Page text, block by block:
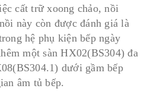
cất trữ xoong chảo, nồi
này còn được đánh giá là
hệ phụ kiện bếp ngày
một sàn HX02(BS304) đa
dưới gầm bếp
âm tủ bếp.